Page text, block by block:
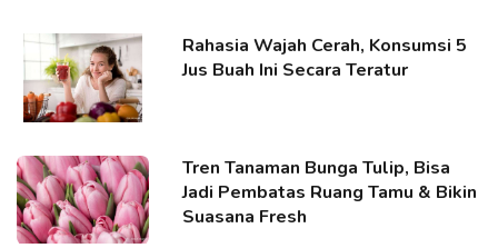
Rahasia Wajah Cerah, Konsumsi 5
Jus Buah Ini Secara Teratur
Tren Tanaman Bunga Tulip, Bisa
Jadi Pembatas Ruang Tamu & Bikin
Suasana Fresh